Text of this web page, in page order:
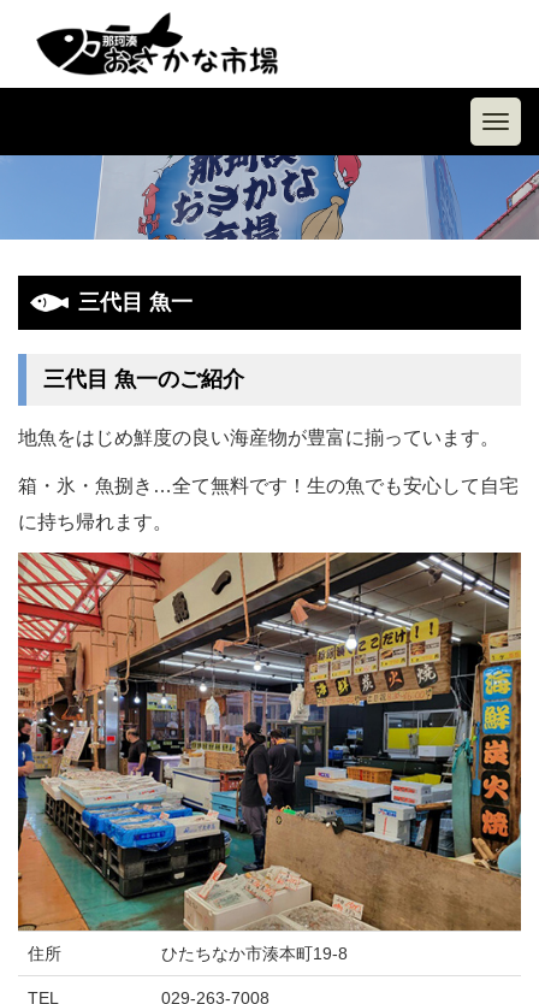
三代目 魚一
三代目 魚一のご紹介
地魚をはじめ鮮度の良い海産物が豊富に揃っています。
箱・氷・魚捌き…全て無料です！生の魚でも安心して自宅
に持ち帰れます。
住所 ひたちなか市湊本町19-8
TEL 029-263-7008